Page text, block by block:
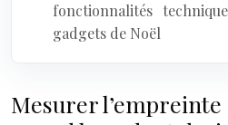
fonctionnalités
gadgets de Noël
Mesurer